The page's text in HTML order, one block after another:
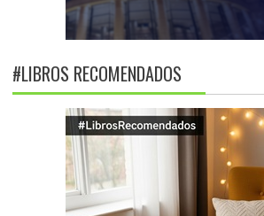
#LIBROS RECOMENDADOS